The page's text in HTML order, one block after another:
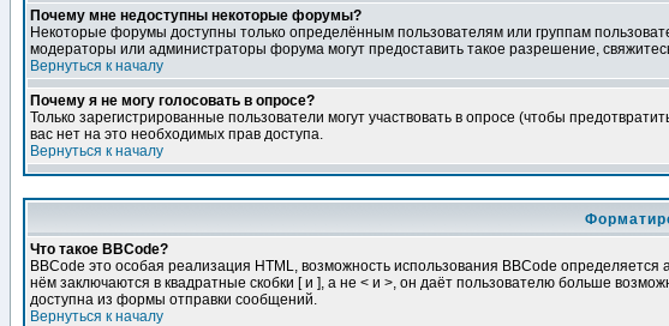
Почему мне недоступны некоторые форумы?
Некоторые форумы доступны только определённым пользователям или группам
модераторы или администраторы форума могут предоставить такое разрешение,
Вернуться к началу
Почему я не могу голосовать в опросе?
Только зарегистрированные пользователи могут участвовать в опросе (чтобы
вас нет на это необходимых прав доступа.
Вернуться к началу
Что такое BBCode?
BBCode это особая реализация HTML, возможность использования BBCode
нём заключаются в квадратные скобки [ и ], а не < и >, он даёт пользователю больше
доступна из формы отправки сообщений.
Вернуться к началу